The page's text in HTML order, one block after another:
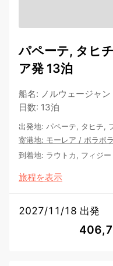
パペーテ, タヒ
ア発 13泊
船名: ノルウェージャ
日数: 13泊
出発地: パペーテ, タヒチ,
寄港地: モーレア / ボラボ
到着地: ラウトカ, フィジー
旅程を表示
2027/11/18 出発